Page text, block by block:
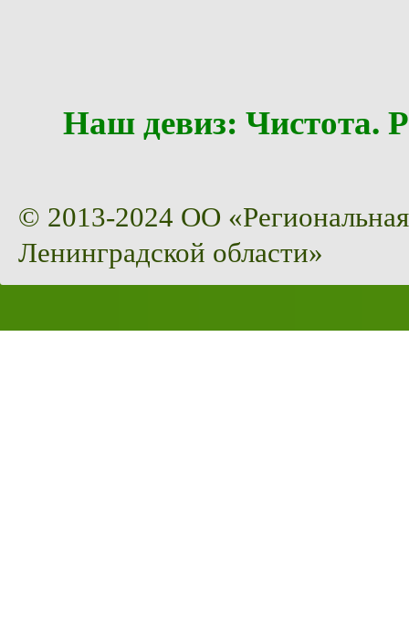
Наш девиз:
© 2013-2024 ОО
Ленинградской области»